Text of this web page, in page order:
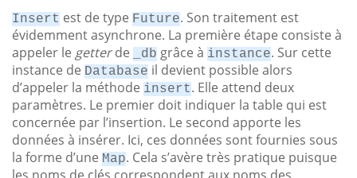
Insert est de type Future. Son traitement est
évidemment asynchrone. La première étape consiste à
appeler le getterde _db grâce à instance. Sur cette
instance de Database il devient possible alors
d’appeler la méthode insert. Elle attend deux
paramètres. Le premier doit indiquer la table qui est
concernée par l’insertion. Le second apporte les
données à insérer. Ici, ces données sont fournies sous
la forme d’une Map. Cela s’avère très pratique puisque